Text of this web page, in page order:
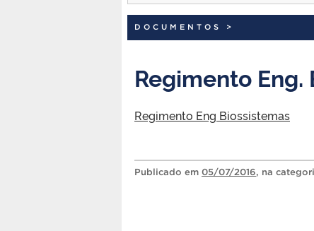
DOCUMENTOS >
Regimento Eng.
Regimento Eng Biossistemas
Publicado em 05/07/2016, na